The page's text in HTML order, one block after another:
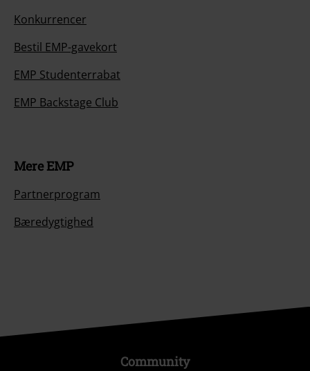
Konkurrencer
Bestil EMP-gavekort
EMP Studenterrabat
EMP Backstage Club
Mere EMP
Partnerprogram
Bæredygtighed
Community